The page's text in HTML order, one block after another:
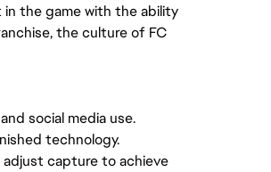
the game with the ability
the culture of FC
social media use.
technology.
capture to achieve